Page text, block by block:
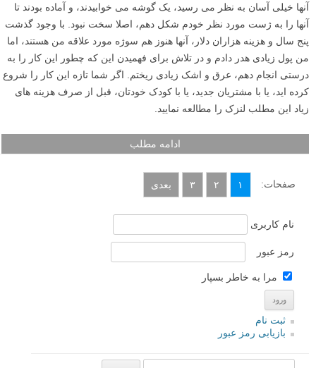
آنها خیلی آسان به نظر می رسید، یک گوشه می خوابیدند، و آماده بودند تا
آنها را به ژست مورد نظر خودم شکل دهم، اصلا سخت نبود. با وجود گذشت
پنج سال و هزینه هزاران دلار، آنها هنوز هم سوژه مورد علاقه من هستند، اما
من پول زیادی هدر دادم و در تلاش برای فهمیدن این که چطور این کار را به
درستی انجام دهم، عرق و اشک زیادی ریختم. اگر شما تازه این کار را شروع
کرده اید، یا با مشتریان جدید، یا با کودک خودتان، قبل از صرف هزینه های
زیاد این مطلب لنزک را مطالعه نمایید.
ادامه مطلب
صفحات: ۱ ۲ ۳ بعدی
نام کاربری
رمز عبور
مرا به خاطر بسپار
ثبت نام
بازیابی رمز عبور